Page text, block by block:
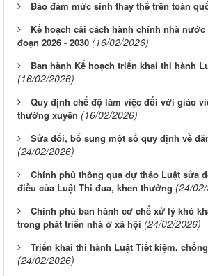
Bảo đảm mức sinh thay thế trên toàn
Kế hoạch cải cách hành chính nhà
đoạn 2026 - 2030 (16/02/2026)
Ban hành Kế hoạch triển khai thi hành
(16/02/2026)
Quy định chế độ làm việc đối với giáo
thường xuyên (16/02/2026)
Sửa đổi, bổ sung một số quy định về
(24/02/2026)
Chính phủ thông qua dự thảo Luật sửa
điều của Luật Thi đua, khen thưởng (24/
Chính phủ ban hành cơ chế xử lý khó
trong phát triển nhà ở xã hội (24/02/2026)
Triển khai thi hành Luật Tiết kiệm,
(24/02/2026)